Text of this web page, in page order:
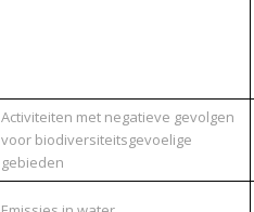
Activiteiten met negatieve gevolgen
voor biodiversiteitsgevoelige
gebieden